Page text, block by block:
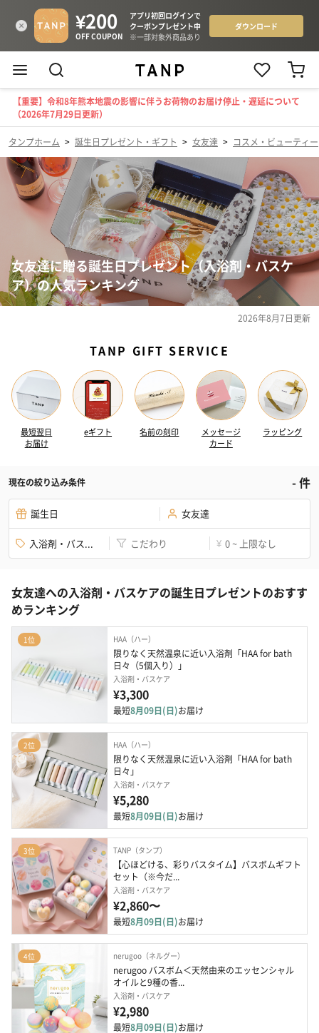
【重要】令和8年熊本地震の影響に伴うお荷物のお届け停止・遅延について
（2026年7月29日更新）
タンプホーム > 誕生日プレゼント・ギフト > 女友達 > コスメ・ビューティー
女友達に贈る誕生日プレゼント（入浴剤・バスケ
ア）の人気ランキング
2026年8月7日更新
TANP GIFT SERVICE
最短翌日
お届け
eギフト 名前の刻印
メッセージ
カード
ラッピング
現在の絞り込み条件 -件
誕生日 女友達
入浴剤・バス... こだわり ¥ 0 ~ 上限なし
女友達への入浴剤・バスケアの誕生日プレゼントのおすす
めランキング
1位 HAA（ハー）
限りなく天然温泉に近い入浴剤「HAA for bath
日々（5個入り）」
入浴剤・バスケア
¥3,300
最短8月09日(日)お届け
2位 HAA（ハー）
限りなく天然温泉に近い入浴剤「HAA for bath
日々」
入浴剤・バスケア
¥5,280
最短8月09日(日)お届け
3位 TANP（タンプ）
【心ほどける、彩りバスタイム】バスボムギフト
セット（※今だ...
入浴剤・バスケア
¥2,860〜
最短8月09日(日)お届け
4位 nerugoo（ネルグー）
nerugoo バスボム＜天然由来のエッセンシャル
オイルと9種の香...
入浴剤・バスケア
¥2,980
最短8月09日(日)お届け